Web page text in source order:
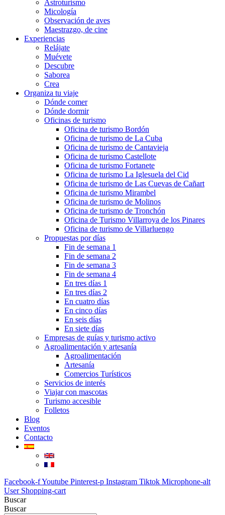
Astroturismo
Micología
Observación de aves
Maestrazgo, de cine
Experiencias
Relájate
Muévete
Descubre
Saborea
Crea
Organiza tu viaje
Dónde comer
Dónde dormir
Oficinas de turismo
Oficina de turismo Bordón
Oficina de turismo de La Cuba
Oficina de turismo de Cantavieja
Oficina de turismo Castellote
Oficina de turismo Fortanete
Oficina de turismo La Iglesuela del Cid
Oficina de turismo de Las Cuevas de Cañart
Oficina de turismo Mirambel
Oficina de turismo de Molinos
Oficina de turismo de Tronchón
Oficina de Turismo Villarroya de los Pinares
Oficina de turismo de Villarluengo
Propuestas por días
Fin de semana 1
Fin de semana 2
Fin de semana 3
Fin de semana 4
En tres días 1
En tres días 2
En cuatro días
En cinco días
En seis días
En siete días
Empresas de guías y turismo activo
Agroalimentación y artesanía
Agroalimentación
Artesanía
Comercios Turísticos
Servicios de interés
Viajar con mascotas
Turismo accesible
Folletos
Blog
Eventos
Contacto
Facebook-fYoutube Pinterest-p Instagram Tiktok Microphone-alt
User Shopping-cart
Buscar
Buscar